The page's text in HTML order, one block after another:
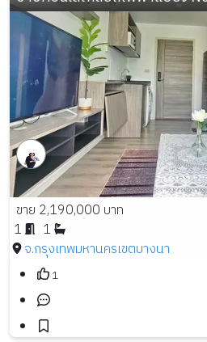
ขาย 2,190,000 บาท
1
1
จ.กรุงเทพมหานครเขตบางนา
1